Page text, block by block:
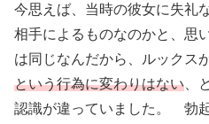
今思えば、当時の彼女に失礼
相手によるものなのかと、
は同じなんだから、ルックス
という行為に変わりはない 、
認識が違っていました。 勃